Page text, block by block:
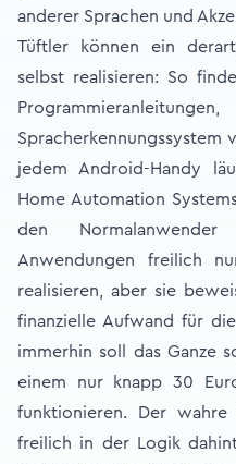
anderer Sprachen und
Tüftler können ein
selbst realisieren: So
Spracherkennungssystem
jedem Android-Handy
Home Automation
den
Anwendungen freilich
realisieren, aber sie
finanzielle Aufwand für
immerhin soll das Ganze
einem nur knapp 30
funktionieren. Der
freilich in der Logik